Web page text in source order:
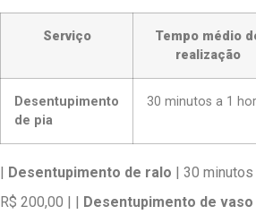
Serviço
Tempo médio
realização
Desentupimento
de pia
30 minutos a 1
Desentupimento de ralo | 30
R$ 200,00 | |
Desentupimento de